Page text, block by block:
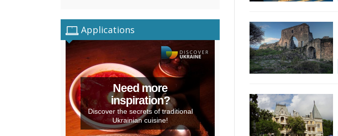
Applications
Need more
inspiration?
Discover the secrets of traditional
Ukrainian cuisine!